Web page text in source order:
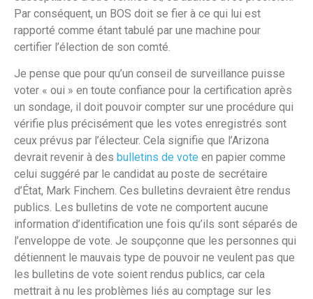
Par conséquent, un BOS doit se fier à ce qui lui est
rapporté comme étant tabulé par une machine pour
certifier l’élection de son comté.
Je pense que pour qu’un conseil de surveillance puisse
voter « oui » en toute confiance pour la certification après
un sondage, il doit pouvoir compter sur une procédure qui
vérifie plus précisément que les votes enregistrés sont
ceux prévus par l’électeur. Cela signifie que l’Arizona
devrait revenir à des bulletins de vote en papier comme
celui suggéré par le candidat au poste de secrétaire
d’État, Mark Finchem. Ces bulletins devraient être rendus
publics. Les bulletins de vote ne comportent aucune
information d’identification une fois qu’ils sont séparés de
l’enveloppe de vote. Je soupçonne que les personnes qui
détiennent le mauvais type de pouvoir ne veulent pas que
les bulletins de vote soient rendus publics, car cela
mettrait à nu les problèmes liés au comptage sur les